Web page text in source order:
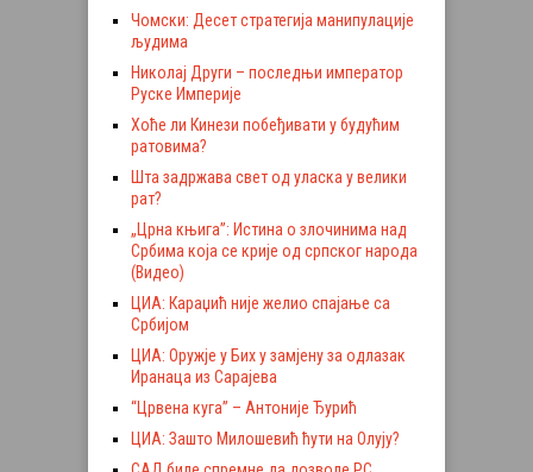
Чомски: Десет стратегија манипулације
људима
Николај Други – последњи император
Руске Империје
Хоће ли Кинези побеђивати у будућим
ратовима?
Шта задржава свет од уласка у велики
рат?
„Црна књига”: Истина о злочинима над
Србима која се крије од српског народа
(Видео)
ЦИА: Караџић није желио спајање са
Србијом
ЦИА: Оружје у Бих у замјену за одлазак
Иранаца из Сарајева
“Црвена куга” – Антоније Ђурић
ЦИА: Зашто Милошевић ћути на Олују?